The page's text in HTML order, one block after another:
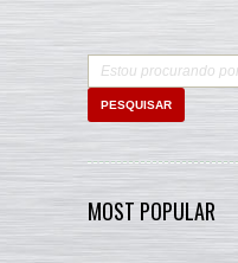
MOST POPULAR